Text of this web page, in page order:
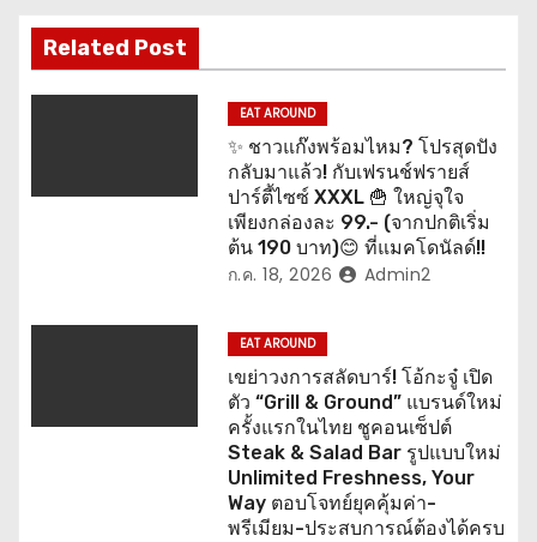
เ
รื่
Related Post
EAT AROUND
✨ ชาวแก๊งพร้อมไหม? โปรสุดปัง
กลับมาแล้ว! กับเฟรนช์ฟรายส์
ปาร์ตี้ไซซ์ XXXL 🍟 ใหญ่จุใจ
เพียงกล่องละ 99.- (จากปกติเริ่ม
ต้น 190 บาท)😊 ที่แมคโดนัลด์!!
ก.ค. 18, 2026 Admin2
EAT AROUND
เขย่าวงการสลัดบาร์! โอ้กะจู๋ เปิด
ตัว “Grill & Ground” แบรนด์ใหม่
ครั้งแรกในไทย ชูคอนเซ็ปต์
Steak & Salad Bar รูปแบบใหม่
Unlimited Freshness, Your
Way ตอบโจทย์ยุคคุ้มค่า-
พรีเมียม-ประสบการณ์ต้องได้ครบ